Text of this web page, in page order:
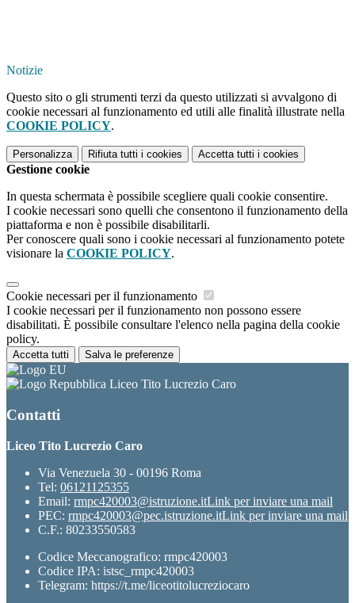
Notizie
Questo sito o gli strumenti terzi da questo utilizzati si avvalgono di
cookie necessari al funzionamento ed utili alle finalità illustrate nella
COOKIE POLICY.
Personalizza Rifiuta tutti i cookies Accetta tutti i cookies
Gestione cookie
In questa schermata è possibile scegliere quali cookie consentire.
I cookie necessari sono quelli che consentono il funzionamento della
piattaforma e non è possibile disabilitarli.
Per conoscere quali sono i cookie necessari al funzionamento potete
visionare la COOKIE POLICY.
Cookie necessari per il funzionamento
I cookie necessari per il funzionamento non possono essere
disabilitati. È possibile consultare l'elenco nella pagina della cookie
policy.
Accetta tutti Salva le preferenze
Liceo Tito Lucrezio Caro
Contatti
Liceo Tito Lucrezio Caro
Via Venezuela 30 - 00196 Roma
Tel: 06121125355
Email: rmpc420003@istruzione.itLink per inviare una mail
PEC: rmpc420003@pec.istruzione.itLink per inviare una mail
C.F.: 80233550583
Codice Meccanografico: rmpc420003
Codice IPA: istsc_rmpc420003
Telegram: https://t.me/liceotitolucreziocaro